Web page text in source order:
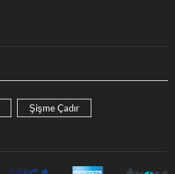
Şişme Çadır